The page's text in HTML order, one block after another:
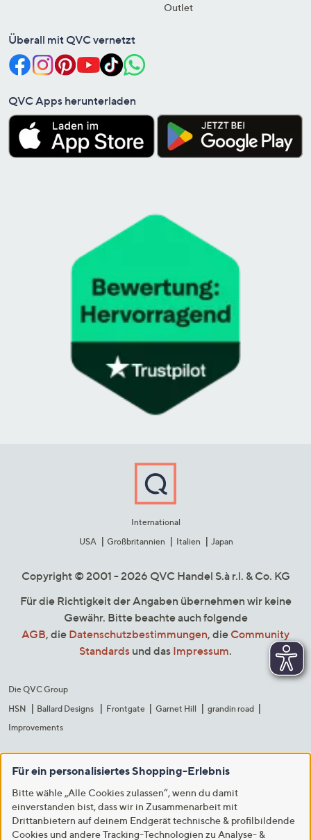
Outlet
Überall mit QVC vernetzt
QVC Apps herunterladen
International
USA
Großbritannien Italien Japan
Copyright © 2001 - 2026 QVC Handel S.à r.l. & Co. KG
Für die Richtigkeit der Angaben übernehmen wir keine
Gewähr. Bitte beachte auch folgende
AGB, die Datenschutzbestimmungen, die Community
Standards und das Impressum.
Die QVC Group
HSN
Ballard Designs Frontgate Garnet Hill
grandin road
Improvements
Für ein personalisiertes Shopping-Erlebnis
Bitte wähle „Alle Cookies zulassen“, wenn du damit
einverstanden bist, dass wir in Zusammenarbeit mit
Drittanbietern auf deinem Endgerät technische & profilbildende
Cookies und andere Tracking-Technologien zu Analyse- &